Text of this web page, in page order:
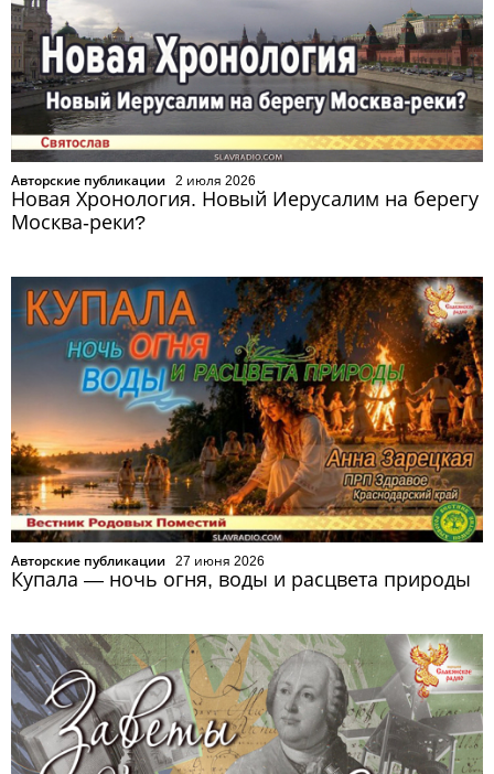
Авторские публикации 2 июля 2026
Новая Хронология. Новый Иерусалим на берегу
Москва-реки?
Авторские публикации 27 июня 2026
Купала — ночь огня, воды и расцвета природы